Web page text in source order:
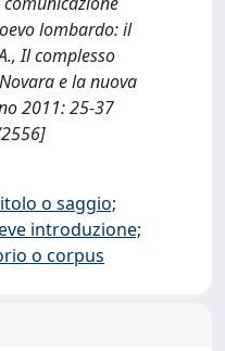
lombardo: il
Il complesso
e la nuova
2011: 25-37
o saggio;
introduzione;
o corpus